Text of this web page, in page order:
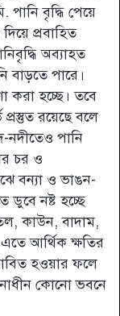
পানি বৃদ্ধি পেয়ে
প্রবাহিত
অব্যাহত
পারে।
করা হচ্ছে। তবে
রয়েছে বলে
নদীতেও পানি
চর ও
বন্যা ও ভাঙন-
ডুবে নষ্ট হচ্ছে
কাউন, বাদাম,
আর্থিক ক্ষতির
হওয়ার ফলে
কোনো ভবনে